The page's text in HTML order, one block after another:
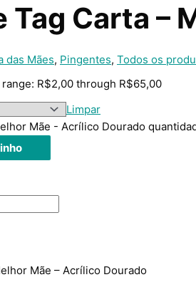
Tag Carta –
das Mães, Pingentes, Todos os
R$2,00 through R$65,00
Limpar
Mãe - Acrílico Dourado
Mãe – Acrílico Dourado